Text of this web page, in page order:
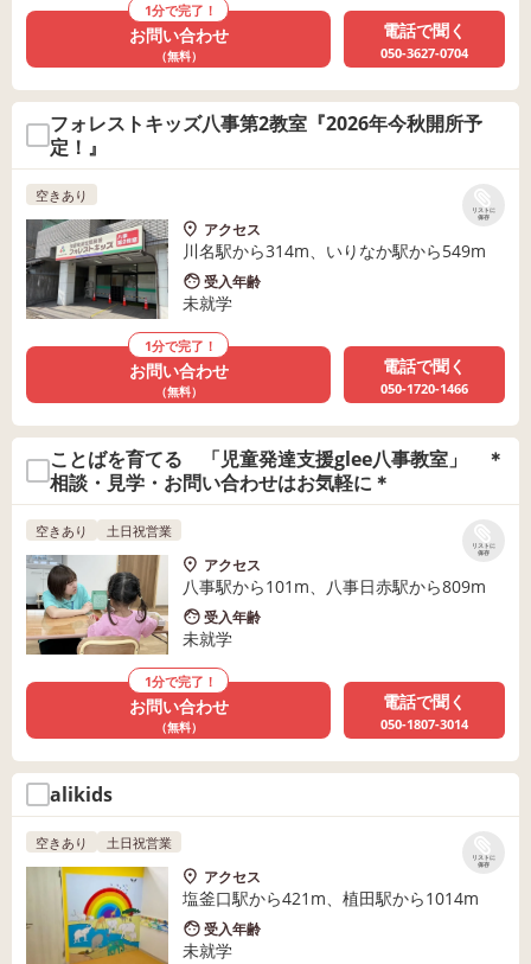
1分で完了！
お問い合わせ
（無料）
電話で聞く
050-3627-0704
フォレストキッズ八事第2教室『2026年今秋開所予
定！』
リストに
保存
空きあり
アクセス
川名駅から314m、いりなか駅から549m
受入年齢
未就学
1分で完了！
お問い合わせ
（無料）
電話で聞く
050-1720-1466
ことばを育てる 「児童発達支援glee八事教室」 ＊
相談・見学・お問い合わせはお気軽に＊
リストに
保存
空きあり 土日祝営業
アクセス
八事駅から101m、八事日赤駅から809m
受入年齢
未就学
1分で完了！
お問い合わせ
（無料）
電話で聞く
050-1807-3014
alikids
リストに
保存
空きあり 土日祝営業
アクセス
塩釜口駅から421m、植田駅から1014m
受入年齢
未就学